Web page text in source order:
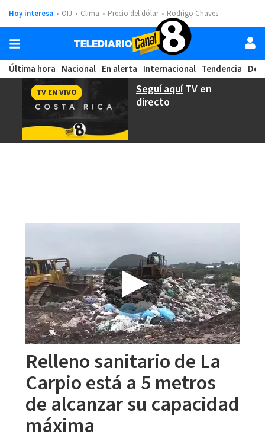
Hoy interesa OIJ Clima Precio del dólar Rodrigo Chaves
Última hora Nacional En alerta Internacional Tendencia
Seguí aquíTV en
directo
TV EN VIVO
Relleno sanitario de La
Carpio está a 5 metros
de alcanzar su capacidad
máxima